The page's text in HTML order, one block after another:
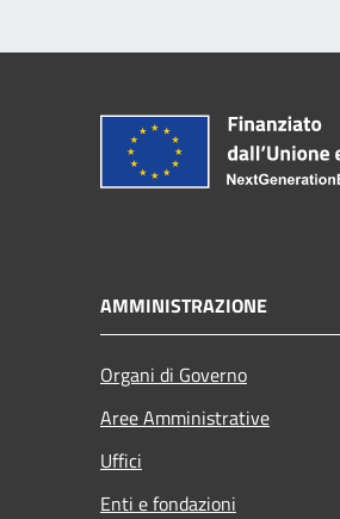
AMMINISTRAZIONE
Organi di Governo
Aree Amministrative
Uffici
Enti e fondazioni